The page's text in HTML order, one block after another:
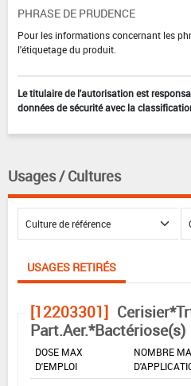
PHRASE DE PRUDENCE
Pour les informations concernant les
l'étiquetage du produit.
Le titulaire de l'autorisation est
données de sécurité avec la
Usages / Cultures
USAGES RETIRÉS
[12203301]
Part.Aer.*Bactériose(s)
DOSE MAX
D'EMPLOI
NOMBRE